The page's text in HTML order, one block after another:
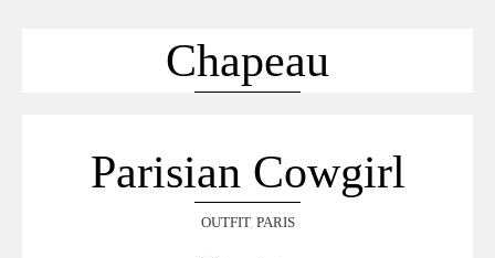
SÉLECTION
VOYAGES
ARCHIVES
Chapeau
Parisian Cowgirl
OUTFIT, PARIS